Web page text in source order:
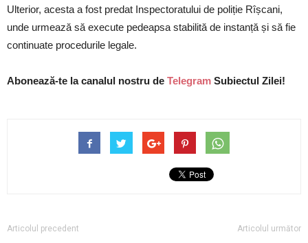
Ulterior, acesta a fost predat Inspectoratului de poliție Rîșcani,
unde urmează să execute pedeapsa stabilită de instanță și să fie
continuate procedurile legale.
Abonează-te la canalul nostru de Telegram Subiectul Zilei!
Articolul precedent Articolul următor